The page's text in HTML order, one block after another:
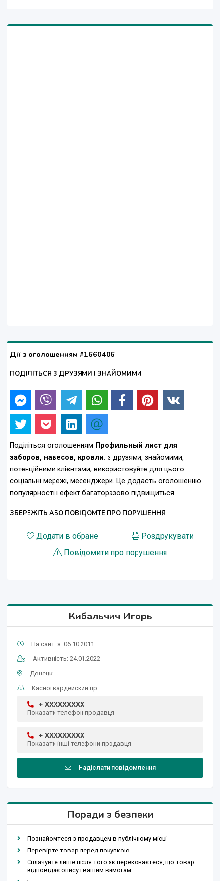
Дії з оголошенням #1660406
ПОДІЛІТЬСЯ З ДРУЗЯМИ І ЗНАЙОМИМИ
Поділіться оголошенням Профильный лист для
заборов, навесов, кровли. з друзями, знайомими,
потенційними клієнтами, використовуйте для цього
соціальні мережі, месенджери. Це додасть оголошенню
популярності і ефект багаторазово підвищиться.
ЗБЕРЕЖІТЬ АБО ПОВІДОМТЕ ПРО ПОРУШЕННЯ
Додати в обране
Роздрукувати
Повідомити про порушення
Кибальчич Игорь
На сайті з: 06.10.2011
Активність: 24.01.2022
Донецк
Касногвардейский пр.
+ XXXXXXXXX
Показати телефон продавця
+ XXXXXXXXX
Показати інші телефони продавця
Надіслати повідомлення
Поради з безпеки
Познайомтеся з продавцем в публічному місці
Перевірте товар перед покупкою
Сплачуйте лише після того як переконаєтеся, що товар
відповідає опису і вашим вимогам